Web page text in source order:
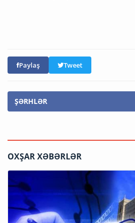
Paylaş Tweet
ŞƏRHLƏR
OXŞAR XƏBƏRLƏR